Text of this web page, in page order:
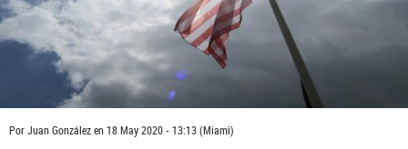
PorJuan Gonzálezen18 May 2020 - 13:13(Miami)